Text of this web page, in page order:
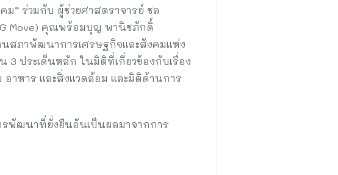
ม” ร่วมกับ ผู้ช่วยศาสตราจารย์ ชล
Move) คุณพร้อมบุญ พานิชภักดิ์
สภาพัฒนาการเศรษฐกิจและสังคมแห่ง
3 ประเด็นหลัก ในมิติที่เกี่ยวข้องกับเรื่อง
าหาร และสิ่งแวดล้อม และมิติด้านการ
รพัฒนาที่ยั่งยืนอันเป็นผลมาจากการ